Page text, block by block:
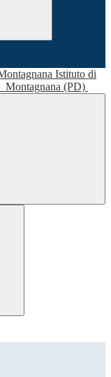
Istituto di
Montagnana (PD)